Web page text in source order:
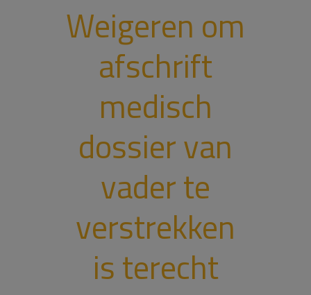
Weigeren om
afschrift
medisch
dossier van
vader te
verstrekken
is terecht